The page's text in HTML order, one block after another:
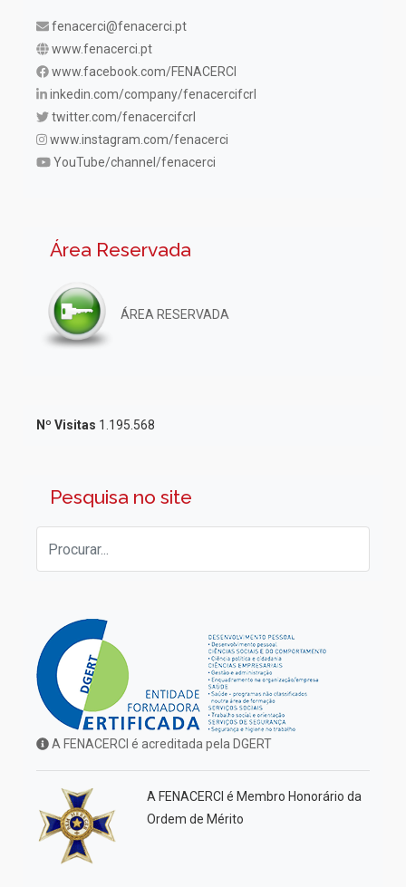
fenacerci@fenacerci.pt
www.fenacerci.pt
www.facebook.com/FENACERCI
inkedin.com/company/fenacercifcrl
twitter.com/fenacercifcrl
www.instagram.com/fenacerci
YouTube/channel/fenacerci
Área Reservada
ÁREA RESERVADA
Nº Visitas 1.195.568
Pesquisa no site
A FENACERCI é acreditada pela DGERT
A FENACERCI é Membro Honorário da
Ordem de Mérito